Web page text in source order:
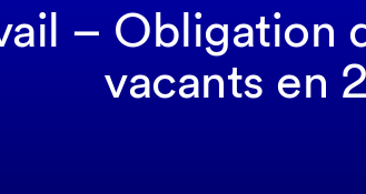
– Obligation
vacants en